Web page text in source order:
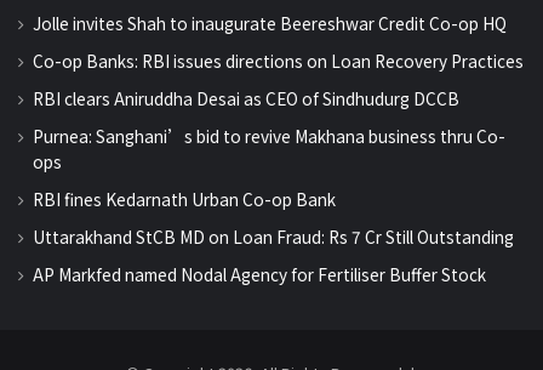
Jolle invites Shah to inaugurate Beereshwar Credit Co-op HQ
Co-op Banks: RBI issues directions on Loan Recovery Practices
RBI clears Aniruddha Desai as CEO of Sindhudurg DCCB
Purnea: Sanghani’s bid to revive Makhana business thru Co-
ops
RBI fines Kedarnath Urban Co-op Bank
Uttarakhand StCB MD on Loan Fraud: Rs 7 Cr Still Outstanding
AP Markfed named Nodal Agency for Fertiliser Buffer Stock